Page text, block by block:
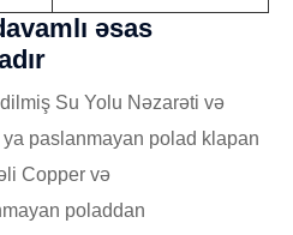
əsas
Su Yolu Nəzarəti və
paslanmayan polad klapan
Copper və
poladdan